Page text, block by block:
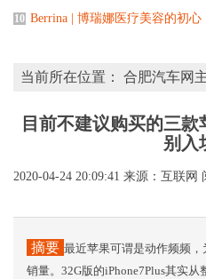
10 Berrina | 博瑞娜医疗美容的初心
当前所在位置： 合肥汽车网
目前不建议购买的三
别入
2020-04-24 20:09:41 来源：互联网
摘要 最近苹果可谓是动作频频
销量。32G版的iPhone7Plus其实从